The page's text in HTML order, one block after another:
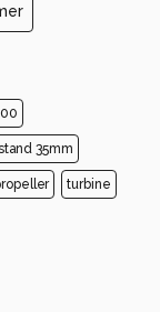
35mm
turbine